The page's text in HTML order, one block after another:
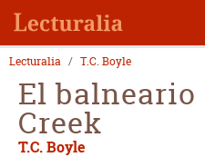
Lecturalia T.C. Boyle
El balneario
Creek
T.C. Boyle